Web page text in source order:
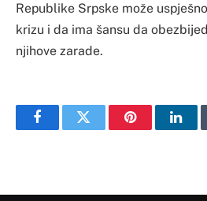
Republike Srpske može
krizu i da ima šansu da
njihove zarade.
FacebookTwitter Pinterest